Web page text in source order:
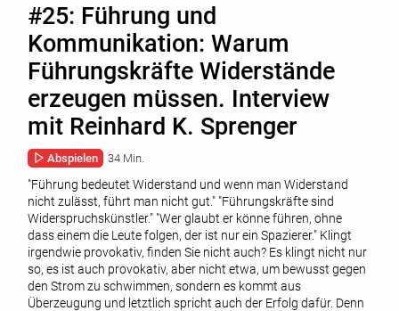
#25: Führung und
Kommunikation: Warum
Führungskräfte Widerstände
erzeugen müssen. Interview
mit Reinhard K. Sprenger
Abspielen 34 Min.
"Führung bedeutet Widerstand und wenn man Widerstand
nicht zulässt, führt man nicht gut." "Führungskräfte sind
Widerspruchskünstler." "Wer glaubt er könne führen, ohne
dass einem die Leute folgen, der ist nur ein Spazierer." Klingt
irgendwie provokativ, finden Sie nicht auch? Es klingt nicht nur
so, es ist auch provokativ, aber nicht etwa, um bewusst gegen
den Strom zu schwimmen, sondern es kommt aus
Überzeugung und letztlich spricht auch der Erfolg dafür. Denn